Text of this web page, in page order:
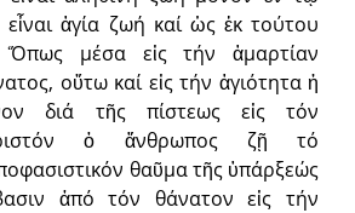
ἁγία ζωή καί ὡς ἐκ τούτου
Ὅπως μέσα εἰς τήν ἁμαρτίαν
οὕτω καί εἰς τήν ἁγιότητα ἡ
διά τῆς πίστεως εἰς τόν
ὁ ἄνθρωπος ζῇ τό
θαῦμα τῆς ὑπάρξεώς
ἀπό τόν θάνατον εἰς τήν